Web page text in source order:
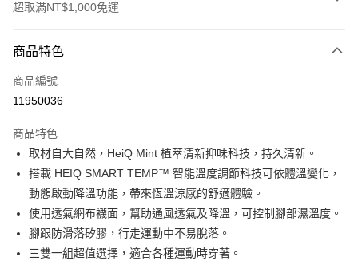
超取滿NT$1,000免運
信用卡一次付款
信用卡分期付款
合作金庫商業銀行
華南商業銀行
彰化商業銀行
上海商業儲蓄銀行
台北富邦商業銀行
國泰世華商業銀行
兆豐國際商業銀行
臺灣中小企業銀行
台中商業銀行
匯豐（台灣）商業銀行
華泰商業銀行
聯邦商業銀行
遠東國際商業銀行
元大商業銀行
永豐商業銀行
6 期 0 利率 每期
華南商業銀行
彰化商業銀行
上海商業儲蓄銀行
台北富邦商業銀行
國泰世華商業銀行
兆豐國際商業銀行
臺灣中小企業銀行
台中商業銀行
匯豐（台灣）商業銀行
華泰商業銀行
超商取貨付款
LINE Pay
Apple Pay
街口支付
商品特色
商品編號
11950036
商品特色
取材自大自然，HeiQ Mint 植萃清新抑味科技，持久清新。
搭載 HEIQ SMART TEMP™ 智能溫度調節科技可依體溫變化，
動態啟動降溫功能，帶來恆溫涼感的舒適體驗。
使用透氣網布襪面，幫助通風透氣及降溫，可控制腳部濕溫度。
腳跟防滑落矽膠，行走運動中不易脫落。
三雙一組超值選擇，適合各種運動時穿著。